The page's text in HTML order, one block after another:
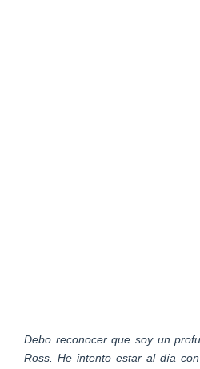
Debo reconocer que soy un
Ross. He intento estar al día